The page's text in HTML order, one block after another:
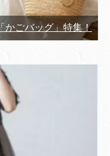
かごバッグ」特集！